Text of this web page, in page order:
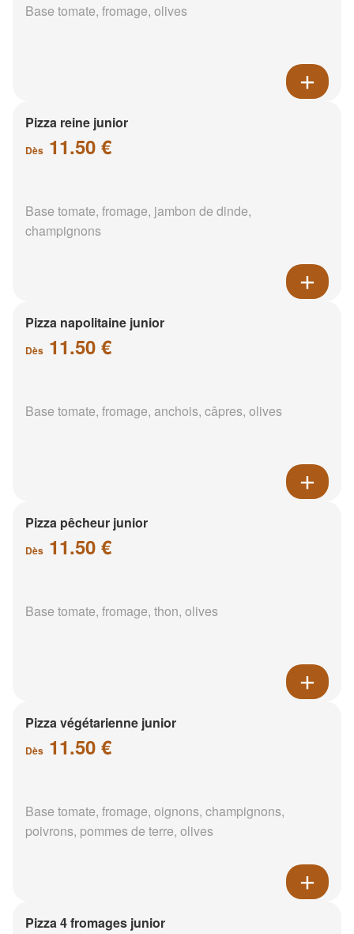
Base tomate, fromage, olives
Pizza reine junior
Dès 11.50 €
Base tomate, fromage, jambon de dinde,
champignons
Pizza napolitaine junior
Dès 11.50 €
Base tomate, fromage, anchois, câpres, olives
Pizza pêcheur junior
Dès 11.50 €
Base tomate, fromage, thon, olives
Pizza végétarienne junior
Dès 11.50 €
Base tomate, fromage, oignons, champignons,
poivrons, pommes de terre, olives
Pizza 4 fromages junior